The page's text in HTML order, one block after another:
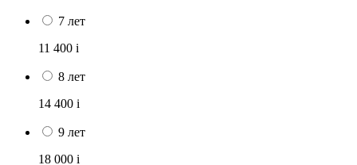
7 лет
11 400 i
8 лет
14 400 i
9 лет
18 000 i